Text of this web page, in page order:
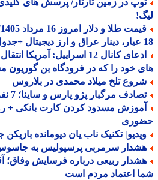
در زمین تارتار/ پرسش های کلیدی
قیمت
ادعای کانال 12 اسراییل: آمریکا
خود را که در فرودگاه بن گوریون
تلخ میلاد محمدی در بلاروس
مرگبار پژو پارس و ساینا؛ 7 نفر کشته و مصدوم شدند
مسدود کردن کارت بانکی + روش
تکنیک ناب یان دیومانده بازیکن
سرمربی پرسپولیس به جاسوس
ربیعی درباره فرسایش وفاق؛
اعتماد مردم است